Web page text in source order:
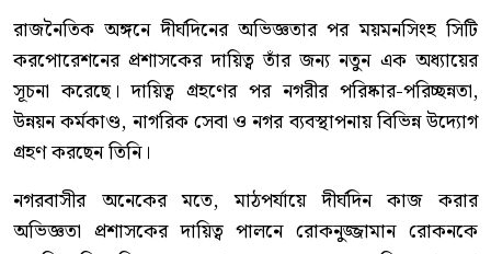
রাজনৈতিক অঙ্গনে দীর্ঘদিনের অভিজ্ঞতার পর ময়মনসিংহ সিটি
করপোরেশনের প্রশাসকের দায়িত্ব তাঁর জন্য নতুন এক অধ্যায়ের
সূচনা করেছে। দায়িত্ব গ্রহণের পর নগরীর পরিষ্কার-পরিচ্ছন্নতা,
উন্নয়ন কর্মকাণ্ড, নাগরিক সেবা ও নগর ব্যবস্থাপনায় বিভিন্ন উদ্যোগ
গ্রহণ করছেন তিনি।
নগরবাসীর অনেকের মতে, মাঠপর্যায়ে দীর্ঘদিন কাজ করার
অভিজ্ঞতা প্রশাসকের দায়িত্ব পালনে রোকনুজ্জামান রোকনকে